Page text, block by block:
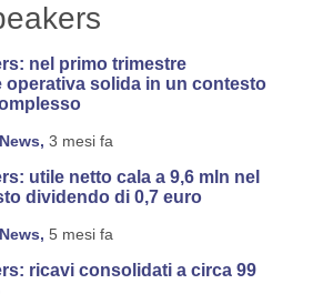
nel primo trimestre
operativa solida in un contesto
3 mesi fa
utile netto cala a 9,6 mln nel
dividendo di 0,7 euro
5 mesi fa
ricavi consolidati a circa 99